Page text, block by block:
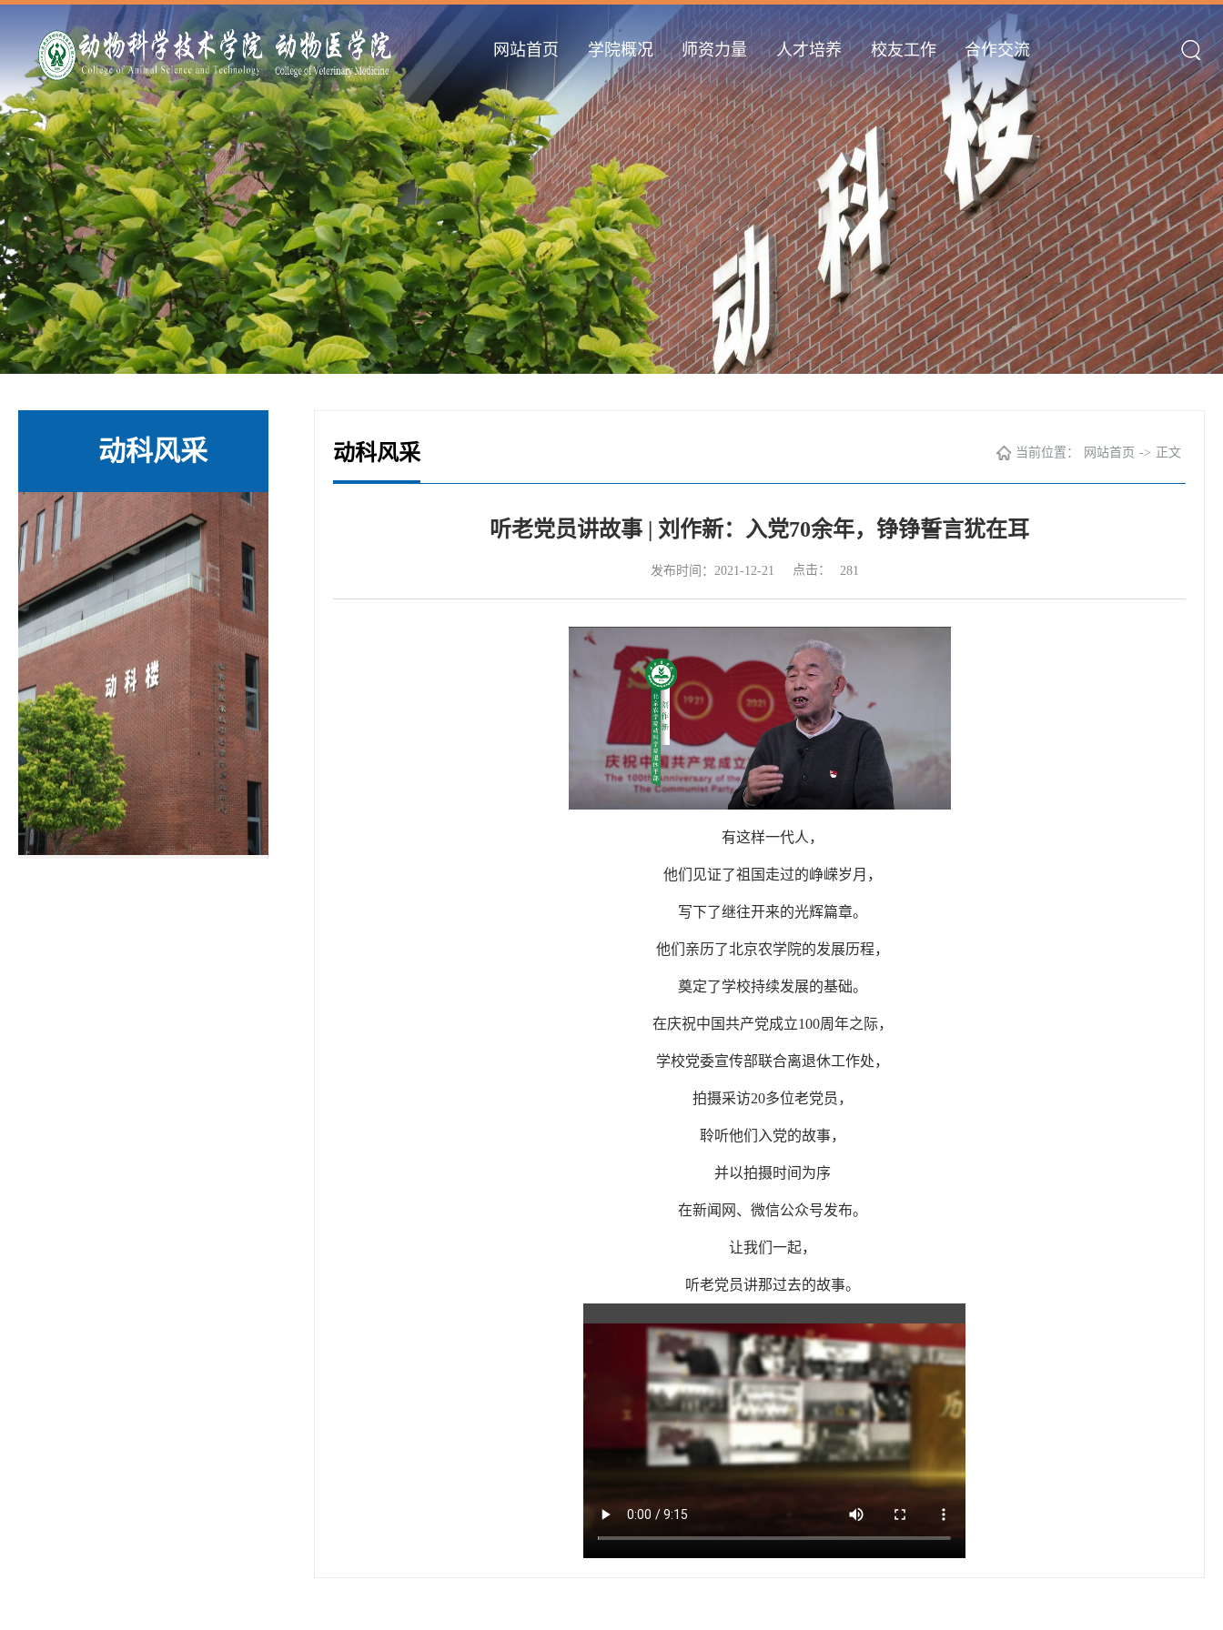
网站首页 学院概况 师资力量 人才培养 校友工作 合作交流
动科风采 动科风采 当前位置： 网站首页 -> 正文
听老党员讲故事 | 刘作新：入党70余年，铮铮誓言犹在耳
发布时间：2021-12-21 点击： 281
有这样一代人，
他们见证了祖国走过的峥嵘岁月，
写下了继往开来的光辉篇章。
他们亲历了北京农学院的发展历程，
奠定了学校持续发展的基础。
在庆祝中国共产党成立100周年之际，
学校党委宣传部联合离退休工作处，
拍摄采访20多位老党员，
聆听他们入党的故事，
并以拍摄时间为序
在新闻网、微信公众号发布。
让我们一起，
听老党员讲那过去的故事。